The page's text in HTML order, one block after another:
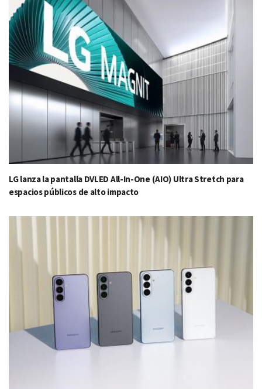
LG lanza la pantalla DVLED All-In-One (AIO) Ultra Stretch para
espacios públicos de alto impacto